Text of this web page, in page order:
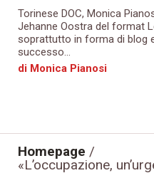
Torinese DOC, Monica
Jehanne Oostra del format
soprattutto in forma di blog
successo...
di Monica Pianosi
Homepage /
«L’occupazione,